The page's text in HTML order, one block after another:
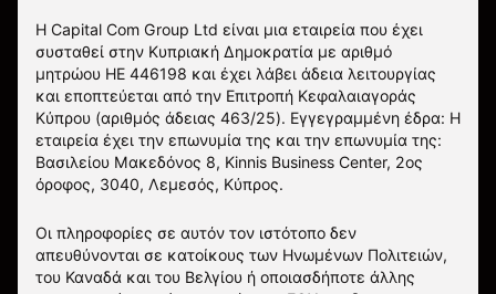
Η Capital Com Group Ltd είναι μια εταιρεία που έχει
συσταθεί στην Κυπριακή Δημοκρατία με αριθμό
μητρώου ΗΕ 446198 και έχει λάβει άδεια λειτουργίας
και εποπτεύεται από την Επιτροπή Κεφαλαιαγοράς
Κύπρου (αριθμός άδειας 463/25). Εγγεγραμμένη έδρα: Η
εταιρεία έχει την επωνυμία της και την επωνυμία της:
Βασιλείου Μακεδόνος 8, Kinnis Business Center, 2ος
όροφος, 3040, Λεμεσός, Κύπρος.
Οι πληροφορίες σε αυτόν τον ιστότοπο δεν
απευθύνονται σε κατοίκους των Ηνωμένων Πολιτειών,
του Καναδά και του Βελγίου ή οποιασδήποτε άλλης